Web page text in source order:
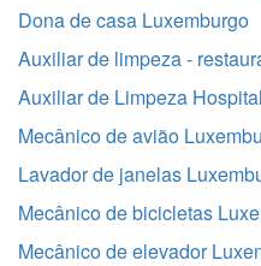
Dona de casa Luxemburgo
Auxiliar de limpeza -
Auxiliar de Limpeza
Mecânico de avião
Lavador de janelas
Mecânico de bicicletas
Mecânico de elevador